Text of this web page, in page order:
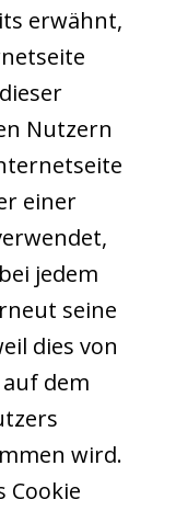
erwähnt,
Nutzern
einer
jedem
seine
dies von
dem
wird.
Cookie